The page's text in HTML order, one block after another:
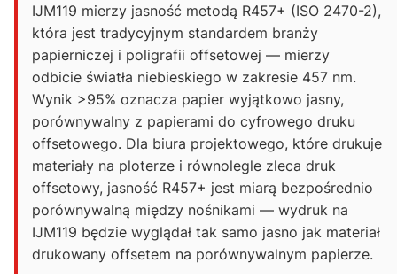
IJM119 mierzy jasność metodą R457+ (ISO 2470-2),
która jest tradycyjnym standardem branży
papierniczej i poligrafii offsetowej — mierzy
odbicie światła niebieskiego w zakresie 457 nm.
Wynik >95% oznacza papier wyjątkowo jasny,
porównywalny z papierami do cyfrowego druku
offsetowego. Dla biura projektowego, które drukuje
materiały na ploterze i równolegle zleca druk
offsetowy, jasność R457+ jest miarą bezpośrednio
porównywalną między nośnikami — wydruk na
IJM119 będzie wyglądał tak samo jasno jak materiał
drukowany offsetem na porównywalnym papierze.